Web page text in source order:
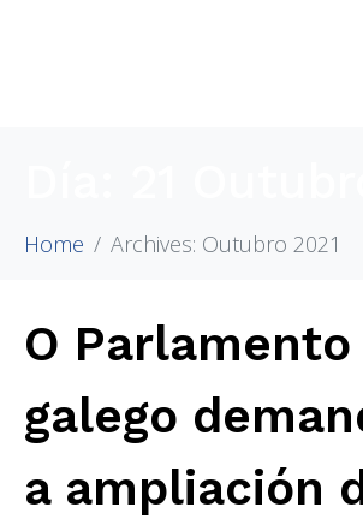
Home Archives: Outubro 2021
O Parlamento
galego
a ampliación